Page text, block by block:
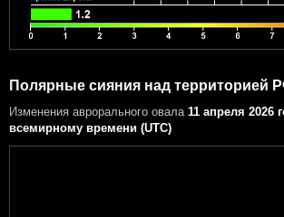
Полярные сияния над территорией
Изменения аврорального овала 11 апреля 2026
всемирному времени (UTC)